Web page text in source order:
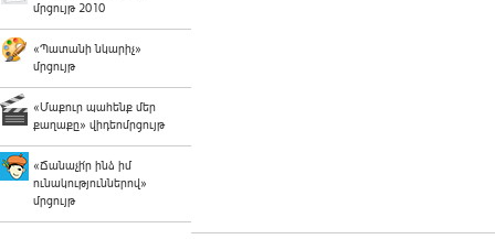
մրցույթ 2010
«Պատանի նկարիչ»
մրցույթ
«Մաքուր պահենք մեր
քաղաքը» վիդեոմրցույթ
«Ճանաչի՛ր ինձ իմ
ունակություններով»
մրցույթ